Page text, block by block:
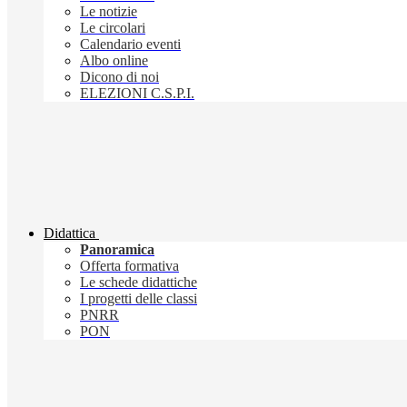
Le notizie
Le circolari
Calendario eventi
Albo online
Dicono di noi
ELEZIONI C.S.P.I.
Didattica
Panoramica
Offerta formativa
Le schede didattiche
I progetti delle classi
PNRR
PON